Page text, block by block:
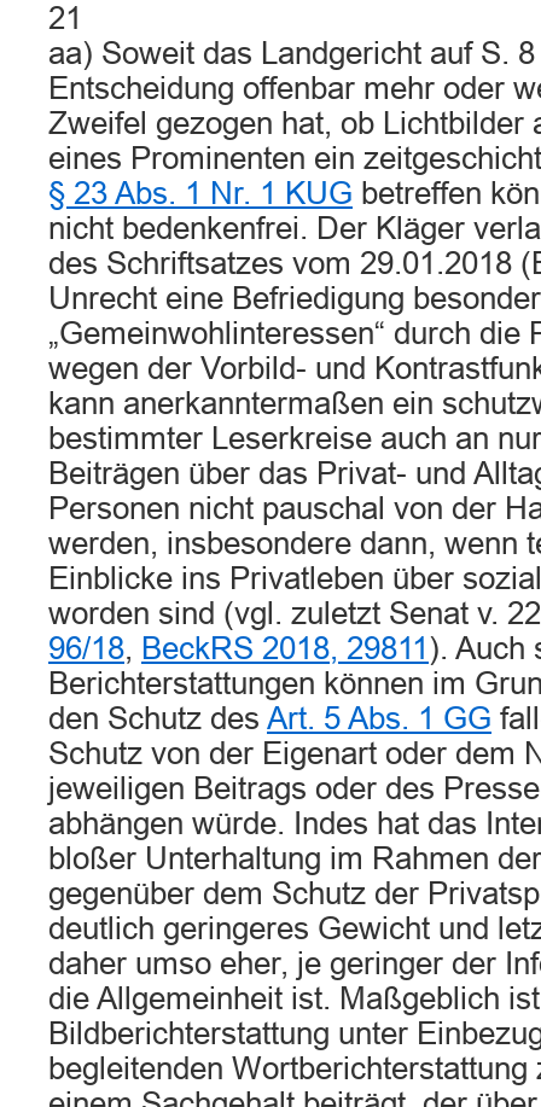
21
aa) Soweit das Landgericht auf S.
Entscheidung offenbar mehr oder
Zweifel gezogen hat, ob Lichtbilder
eines Prominenten ein
§ 23 Abs. 1 Nr. 1 KUG betreffen
nicht bedenkenfrei. Der Kläger
des Schriftsatzes vom 29.01.2018
Unrecht eine Befriedigung
„Gemeinwohlinteressen“ durch die
wegen der Vorbild- und
kann anerkanntermaßen ein
bestimmter Leserkreise auch an
Beiträgen über das Privat- und
Personen nicht pauschal von der
werden, insbesondere dann, wenn
Einblicke ins Privatleben über
worden sind (vgl. zuletzt Senat v.
96/18, BeckRS 2018, 29811 ). Auch
Berichterstattungen können im
den Schutz des Art. 5 Abs. 1 GG
Schutz von der Eigenart oder dem
jeweiligen Beitrags oder des
abhängen würde. Indes hat das
bloßer Unterhaltung im Rahmen
gegenüber dem Schutz der
deutlich geringeres Gewicht und
daher umso eher, je geringer der
die Allgemeinheit ist. Maßgeblich
Bildberichterstattung unter
begleitenden